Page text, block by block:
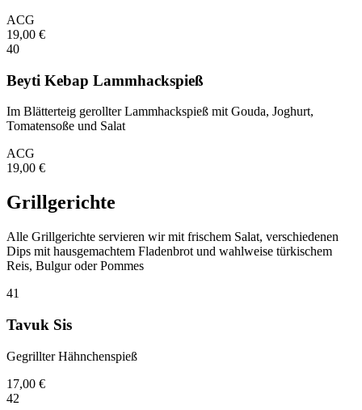
ACG
19,00 €
40
Beyti Kebap Lammhackspieß
Im Blätterteig gerollter Lammhackspieß mit Gouda, Joghurt,
Tomatensoße und Salat
ACG
19,00 €
Grillgerichte
Alle Grillgerichte servieren wir mit frischem Salat, verschiedenen
Dips mit hausgemachtem Fladenbrot und wahlweise türkischem
Reis, Bulgur oder Pommes
41
Tavuk Sis
Gegrillter Hähnchenspieß
17,00 €
42